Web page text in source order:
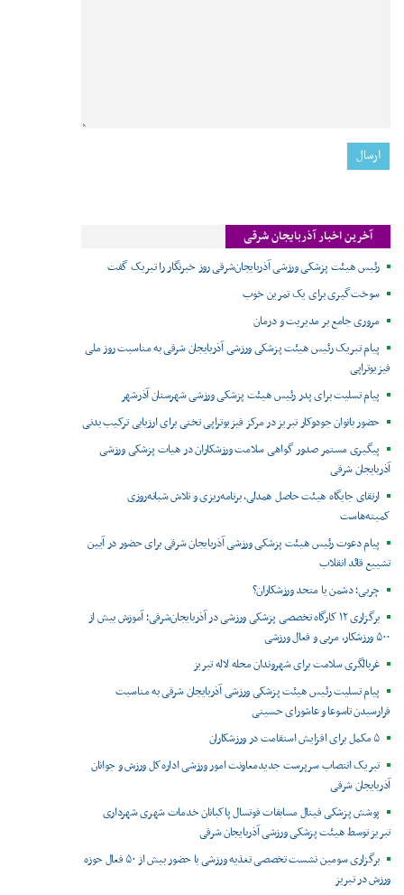
آخرین اخبار آذربایجان شرقی
رئیس هیئت پزشکی ورزشی آذربایجان‌شرقی روز خبرنگار را تبریک گفت
سوخت‌گیری برای یک تمرین خوب
مروری جامع بر مدیریت و درمان
پیام تبریک رئیس هیئت پزشکی ورزشی آذربایجان شرقی به مناسبت روز ملی
فیزیوتراپی
پیام تسلیت برای پدر رئیس هیئت پزشکی ورزشی شهرستان آذرشهر
حضور بانوان جودوکار تبریز در مرکز فیزیوتراپی تختی برای ارزیابی ترکیب بدنی
پیگیری مستمر صدور گواهی سلامت ورزشکاران در هیات پزشکی ورزشی
آذربایجان شرقی
ارتقای جایگاه هیئت حاصل همدلی، برنامه‌ریزی و تلاش شبانه‌روزی
کمیته‌هاست
پیام دعوت رئیس هیئت پزشکی ورزشی آذربایجان شرقی برای حضور در آیین
تشییع قائد انقلاب
چربی؛ دشمن یا متحد ورزشکاران؟
برگزاری ۱۲ کارگاه تخصصی پزشکی ورزشی در آذربایجان‌شرقی؛ آموزش بیش از
۵۰۰ ورزشکار، مربی و فعال ورزشی
غربالگری سلامت برای شهروندان محله لاله تبریز
پیام تسلیت رئیس هیئت پزشکی ورزشی آذربایجان شرقی به مناسبت
فرارسیدن تاسوعا و عاشورای حسینی
۵ مکمل برای افزایش استقامت در ورزشکاران
تبریک انتصاب سرپرست جدیدمعاونت امور ورزشی اداره‌کل ورزش و جوانان
آذربایجان شرقی
پوشش پزشکی فینال مسابقات فوتسال پاکبانان خدمات شهری شهرداری
تبریز توسط هیئت پزشکی ورزشی آذربایجان شرقی
برگزاری سومین نشست تخصصی تغذیه ورزشی با حضور بیش از ۵۰ فعال حوزه
ورزش در تبریز